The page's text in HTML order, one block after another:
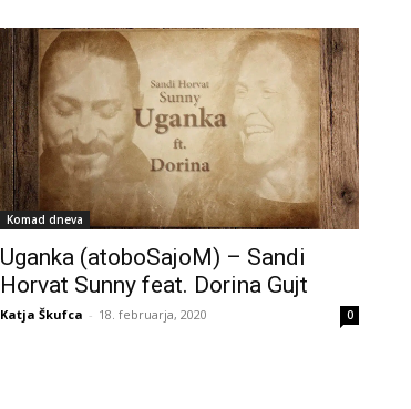
Komad dneva
Uganka (atoboSajoM) – Sandi
Horvat Sunny feat. Dorina Gujt
Katja Škufca - 18. februarja, 2020 0